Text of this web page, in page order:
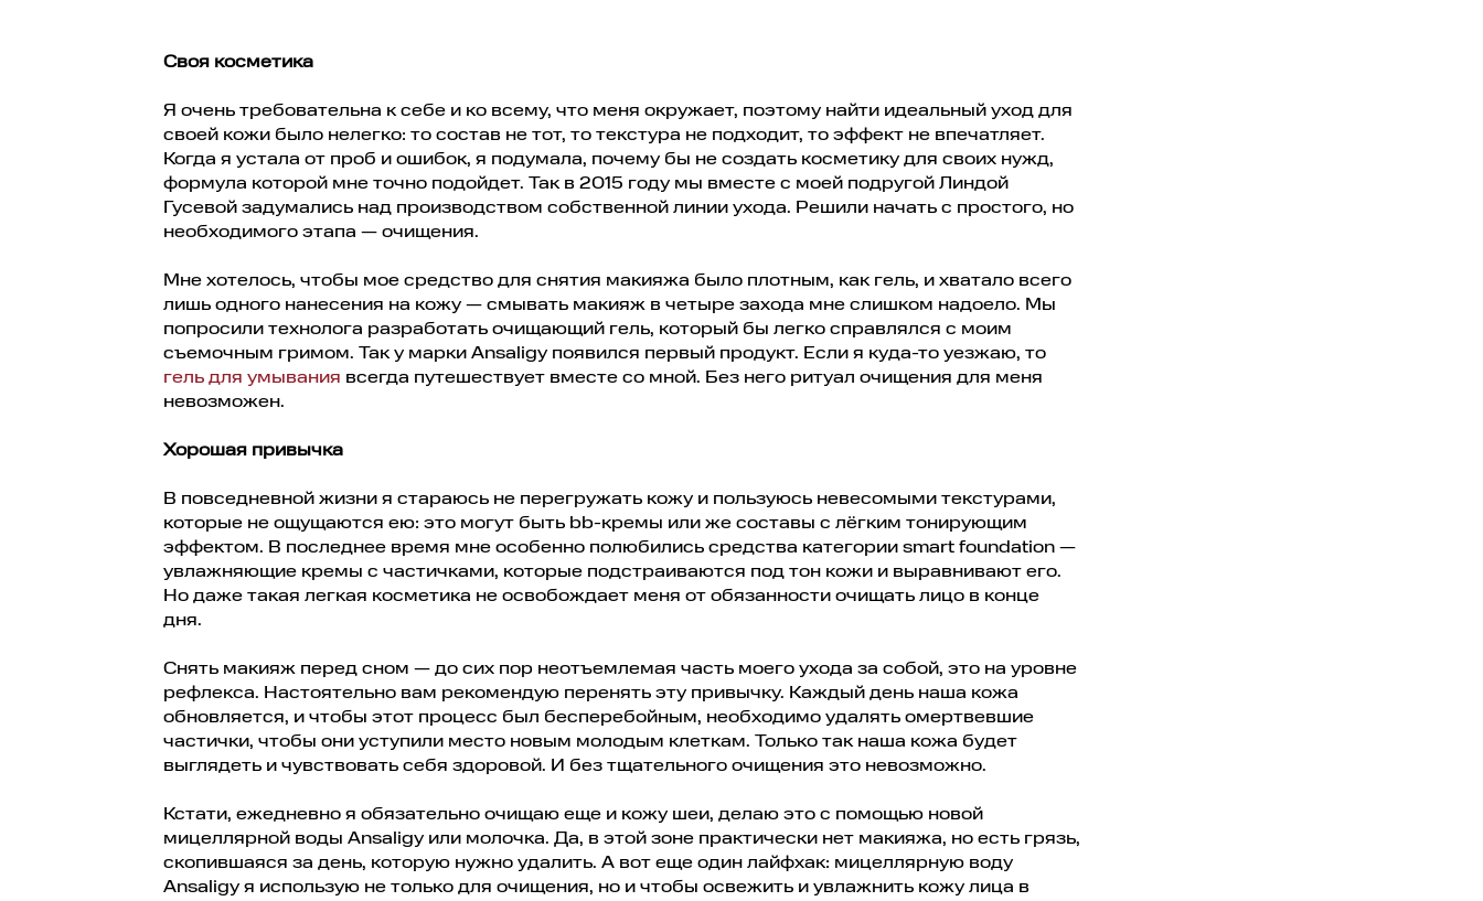
Своя косметика
Я очень требовательна к себе и ко всему, что меня окружает, поэтому найти идеальный уход для
своей кожи было нелегко: то состав не тот, то текстура не подходит, то эффект не впечатляет.
Когда я устала от проб и ошибок, я подумала, почему бы не создать косметику для своих нужд,
формула которой мне точно подойдет. Так в 2015 году мы вместе с моей подругой Линдой
Гусевой задумались над производством собственной линии ухода. Решили начать с простого, но
необходимого этапа — очищения.
Мне хотелось, чтобы мое средство для снятия макияжа было плотным, как гель, и хватало всего
лишь одного нанесения на кожу — смывать макияж в четыре захода мне слишком надоело. Мы
попросили технолога разработать очищающий гель, который бы легко справлялся с моим
съемочным гримом. Так у марки Ansaligy появился первый продукт. Если я куда-то уезжаю, то
гель для умывания всегда путешествует вместе со мной. Без него ритуал очищения для меня
невозможен.
Хорошая привычка
В повседневной жизни я стараюсь не перегружать кожу и пользуюсь невесомыми текстурами,
которые не ощущаются ею: это могут быть bb-кремы или же составы с лёгким тонирующим
эффектом. В последнее время мне особенно полюбились средства категории smart foundation —
увлажняющие кремы с частичками, которые подстраиваются под тон кожи и выравнивают его.
Но даже такая легкая косметика не освобождает меня от обязанности очищать лицо в конце
дня.
Снять макияж перед сном — до сих пор неотъемлемая часть моего ухода за собой, это на уровне
рефлекса. Настоятельно вам рекомендую перенять эту привычку. Каждый день наша кожа
обновляется, и чтобы этот процесс был бесперебойным, необходимо удалять омертвевшие
частички, чтобы они уступили место новым молодым клеткам. Только так наша кожа будет
выглядеть и чувствовать себя здоровой. И без тщательного очищения это невозможно.
Кстати, ежедневно я обязательно очищаю еще и кожу шеи, делаю это с помощью новой
мицеллярной воды Ansaligy или молочка. Да, в этой зоне практически нет макияжа, но есть грязь,
скопившаяся за день, которую нужно удалить. А вот еще один лайфхак: мицеллярную воду
Ansaligy я использую не только для очищения, но и чтобы освежить и увлажнить кожу лица в